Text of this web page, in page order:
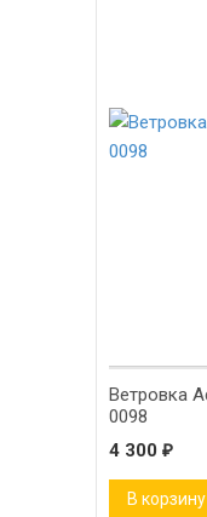
Ветровка
0098
4 300 ₽
В корзину